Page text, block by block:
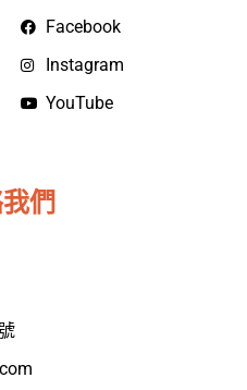
Facebook
Instagram
YouTube
們